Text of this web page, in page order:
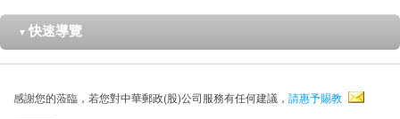
▼ 快速導覽
感謝您的蒞臨，若您對中華郵政(股)公司服務有任何建議， 請惠予賜教